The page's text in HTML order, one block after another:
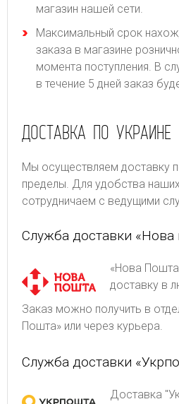
магазин нашей сети.
Максимальный срок
заказа в магазине
момента поступления. В
в течение 5 дней заказ
ДОСТАВКА ПО
Мы осуществляем доставку
пределы. Для удобства
сотрудничаем с ведущими
Служба доставки «Нова
«Нова
доставку в
Заказ можно получить в
Пошта» или через курьера.
Служба доставки
Доставка